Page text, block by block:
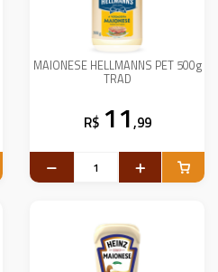
MAIONESE HELLMANNS PET 500g
TRAD
R$ 11,99